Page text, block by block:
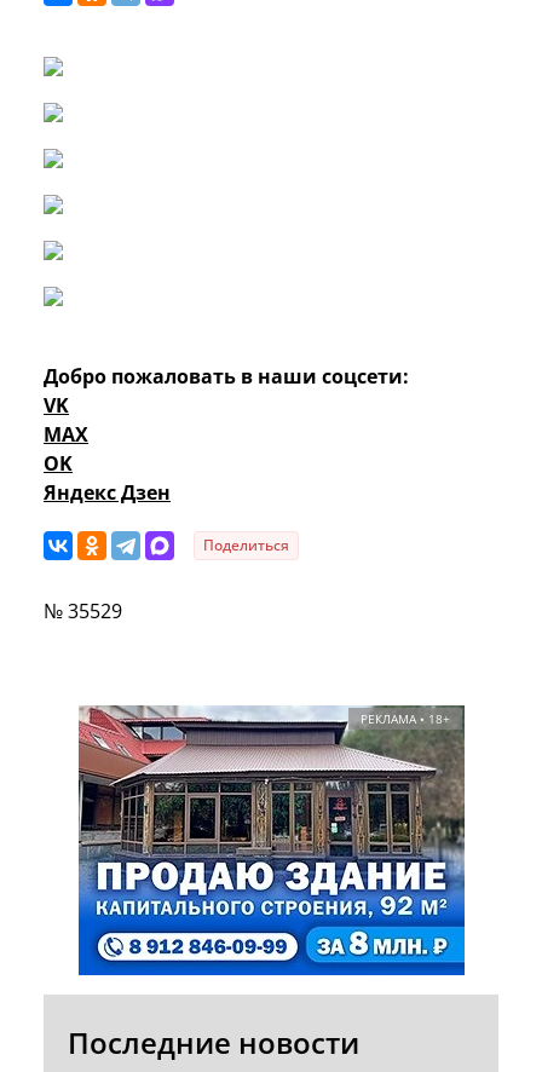
Добро пожаловать в наши соцсети:
VK
MAX
OK
Яндекс Дзен
Поделиться
№ 35529
РЕКЛАМА • 18+
Последние новости